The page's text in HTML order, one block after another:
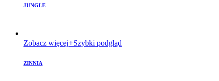
JUNGLE
Zobacz więcej Szybki podgląd
ZINNIA